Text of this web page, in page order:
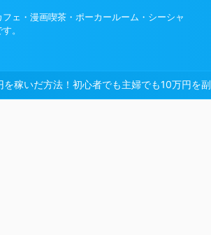
ェ・漫画喫茶・ポーカールーム・シーシャ
。
稼いだ方法！初心者でも主婦でも10万円を